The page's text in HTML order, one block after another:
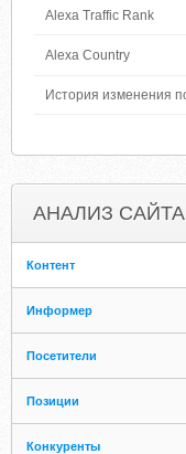
Alexa Traffic Rank
Alexa Country
История изменения
АНАЛИЗ САЙТА
Контент
Информер
Посетители
Позиции
Конкуренты